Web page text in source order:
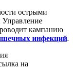
острыми
кампанию
инфекций.
на